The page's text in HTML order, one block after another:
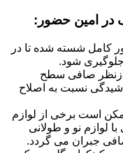
در امین حضور :
کامل شسته شده تا در
جلوگیری شود.
صافی سطح
نسبت به اصلاح
است برخی از لوازم
لوازم نو و طولانی
جبران می گردد.